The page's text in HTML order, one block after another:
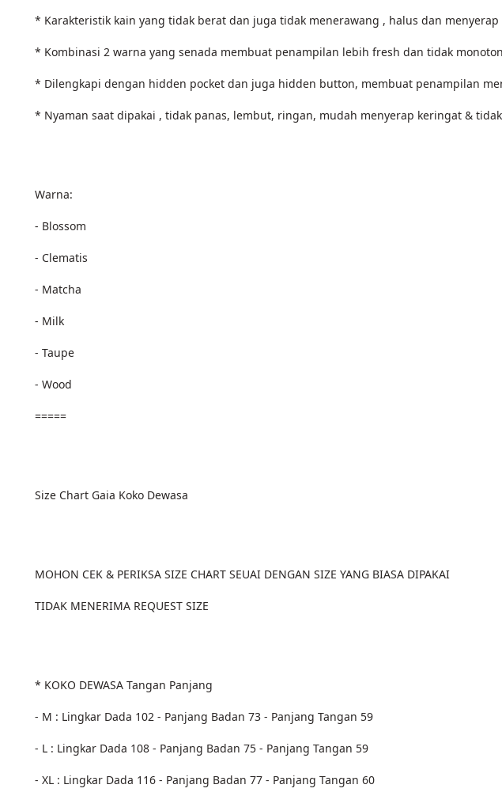
* Karakteristik kain yang tidak berat dan juga tidak menerawang , halus dan
* Kombinasi 2 warna yang senada membuat penampilan lebih fresh dan tidak
* Dilengkapi dengan hidden pocket dan juga hidden button, membuat penampilan
* Nyaman saat dipakai , tidak panas, lembut, ringan, mudah menyerap keringat &
Warna:
- Blossom
- Clematis
- Matcha
- Milk
- Taupe
- Wood
=====
Size Chart Gaia Koko Dewasa
MOHON CEK & PERIKSA SIZE CHART SEUAI DENGAN SIZE YANG BIASA DIPAKAI
TIDAK MENERIMA REQUEST SIZE
* KOKO DEWASA Tangan Panjang
- M : Lingkar Dada 102 - Panjang Badan 73 - Panjang Tangan 59
- L : Lingkar Dada 108 - Panjang Badan 75 - Panjang Tangan 59
- XL : Lingkar Dada 116 - Panjang Badan 77 - Panjang Tangan 60